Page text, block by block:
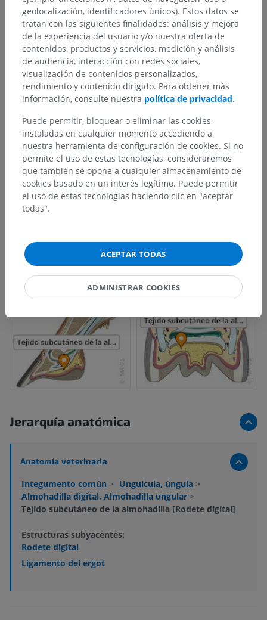
Jerarquía anatómica
Anatomía veterinaria
Integumento común > Unguícula, úngula >
Almohadilla digital, Almohadilla ungular >
Tejido subcutáneo de la almohadilla [Rodete digital]
Estructuras subyacentes:
Rodete digital
Ligamento del ergot
geolocalización, identificadores únicos). Estos datos se
tratan con las siguientes finalidades: análisis y mejora
de la experiencia del usuario y/o nuestra oferta de
contenidos, productos y servicios, medición y análisis
de audiencia, interacción con redes sociales,
visualización de contenidos personalizados,
rendimiento y contenido dirigido. Para obtener más
información, consulte nuestra política de privacidad.
Puede permitir, bloquear o eliminar las cookies
instaladas en cualquier momento accediendo a
nuestra herramienta de configuración de cookies. Si no
permite el uso de estas tecnologías, consideraremos
que también se opone a cualquier almacenamiento de
cookies basado en un interés legítimo. Puede permitir
el uso de estas tecnologías haciendo clic en "aceptar
todas".
ACEPTAR TODAS
ADMINISTRAR COOKIES